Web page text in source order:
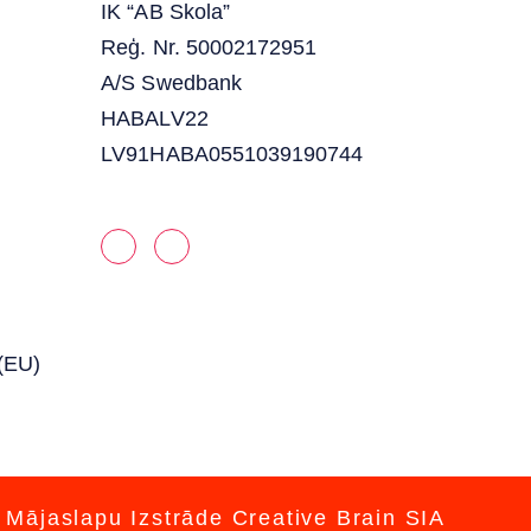
IK “AB Skola”
Reģ. Nr. 50002172951
A/S Swedbank
HABALV22
LV91HABA0551039190744
Izstrāde Creative Brain SIA